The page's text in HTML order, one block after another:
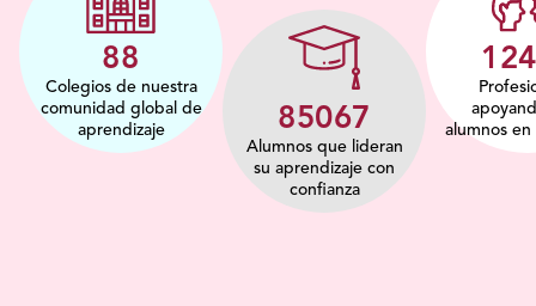
114
Colegios de nuestra
comunidad global de
aprendizaje
110200
Alumnos que lideran
su aprendizaje con
confianza
alumnos en